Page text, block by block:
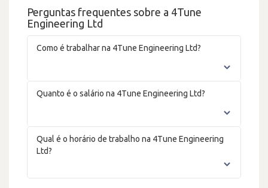
Perguntas frequentes sobre a 4Tune
Engineering Ltd
Como é trabalhar na 4Tune Engineering Ltd?
Quanto é o salário na 4Tune Engineering Ltd?
Qual é o horário de trabalho na 4Tune Engineering
Ltd?